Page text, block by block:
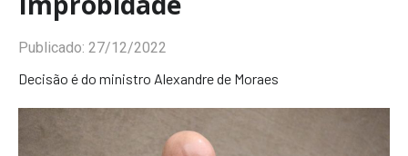
Publicado: 27/12/2022
Decisão é do ministro Alexandre de Moraes